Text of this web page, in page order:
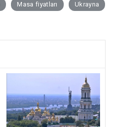
Masa fiyatları Ukrayna